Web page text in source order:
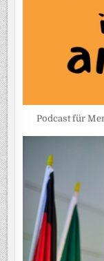
Podcast für